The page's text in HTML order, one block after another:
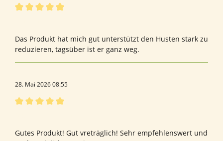
Das Produkt hat mich gut unterstützt den Husten stark zu
reduzieren, tagsüber ist er ganz weg.
28. Mai 2026 08:55
Gutes Produkt! Gut vreträglich! Sehr empfehlenswert und